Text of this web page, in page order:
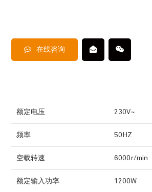
在线咨询
额定电压 230V~
频率 50HZ
空载转速 6000r/min
额定输入功率 1200W